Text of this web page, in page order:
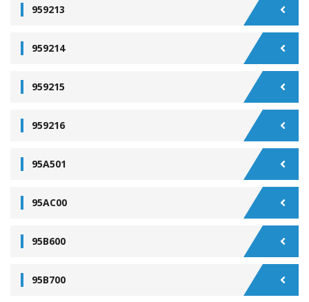
959213
959214
959215
959216
95A501
95AC00
95B600
95B700